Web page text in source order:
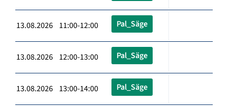
13.08.2026 11:00-12:00 Pal_Säge
13.08.2026 12:00-13:00 Pal_Säge
13.08.2026 13:00-14:00 Pal_Säge